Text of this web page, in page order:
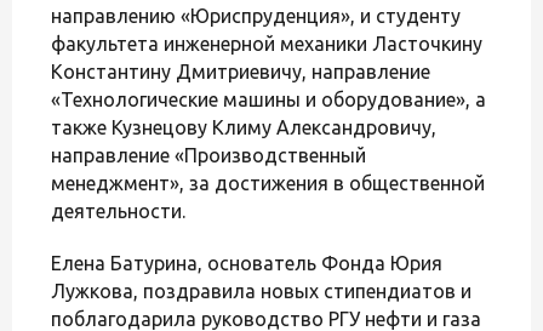
направлению «Юриспруденция», и студенту
факультета инженерной механики Ласточкину
Константину Дмитриевичу, направление
«Технологические машины и оборудование», а
также Кузнецову Климу Александровичу,
направление «Производственный
менеджмент», за достижения в общественной
деятельности.
Елена Батурина, основатель Фонда Юрия
Лужкова, поздравила новых стипендиатов и
поблагодарила руководство РГУ нефти и газа